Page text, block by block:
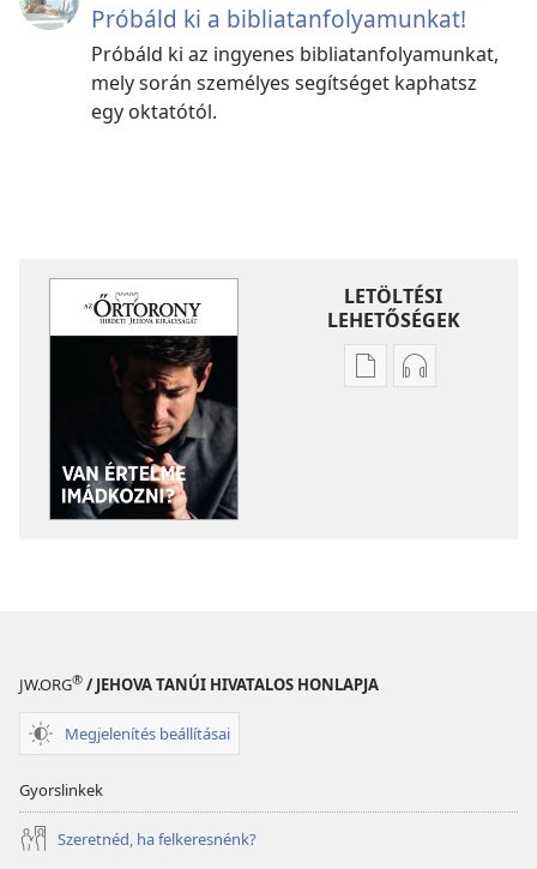
Próbáld ki a bibliatanfolyamunkat!
Próbáld ki az ingyenes bibliatanfolyamunkat,
mely során személyes segítséget kaphatsz
egy oktatótól.
LETÖLTÉSI
LEHETŐSÉGEK
Kiadványok
JW.ORG® / JEHOVA TANÚI HIVATALOS HONLAPJA
Megjelenítés beállításai
Gyorslinkek
Szeretnéd, ha felkeresnénk?